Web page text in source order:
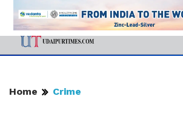
Home Crime